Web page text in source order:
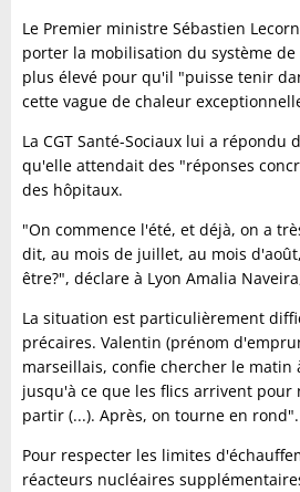
Le Premier ministre Sébastien
porter la mobilisation du système
plus élevé pour qu'il "puisse tenir
cette vague de chaleur
La CGT Santé-Sociaux lui a
qu'elle attendait des "réponses
des hôpitaux.
"On commence l'été, et déjà, on a
dit, au mois de juillet, au mois
être?", déclare à Lyon Amalia
La situation est particulièrement
précaires. Valentin (prénom
marseillais, confie chercher le matin
jusqu'à ce que les flics arrivent pour
partir (...). Après, on tourne en rond".
Pour respecter les limites
réacteurs nucléaires